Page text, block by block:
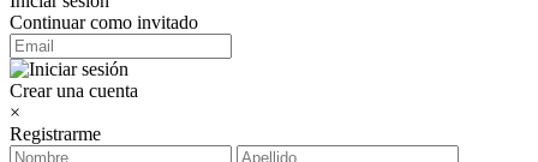
Continuar como invitado
Crear una cuenta
×
Registrarme